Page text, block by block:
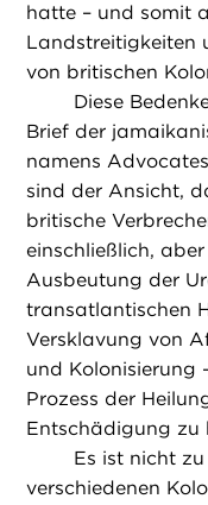
hatte – und somit
Landstreitigkeiten
von britischen
Diese
Brief der
namens
sind der Ansicht,
britische
einschließlich,
Ausbeutung der
transatlantischen
Versklavung von
und Kolonisierung
Prozess der
Entschädigung zu
Es ist nicht
verschiedenen